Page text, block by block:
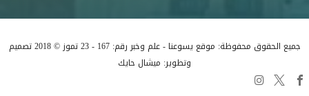
جميع الحقوق محفوظة: موقع يسوعنا - علم وخبر رقم: 167 - 23 تموز © 2018 تصميم
وتطوير: ميشال حايك